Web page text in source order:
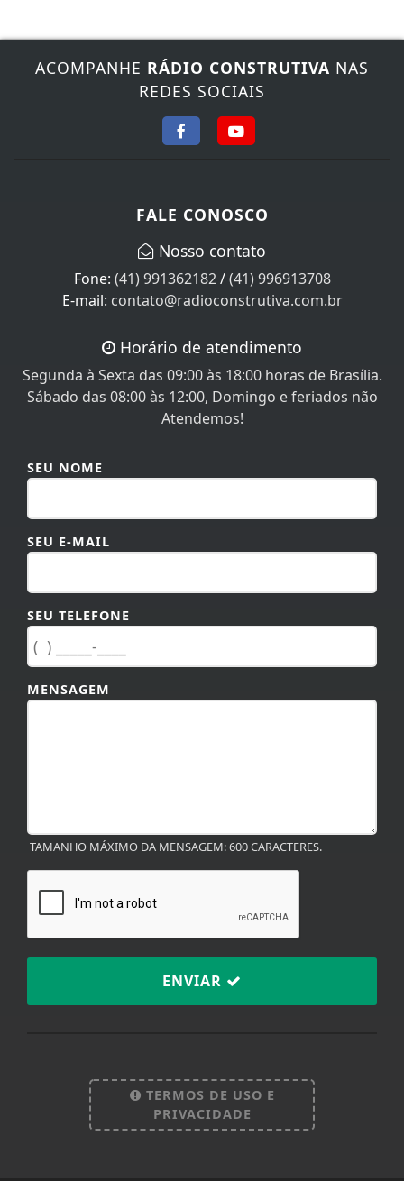
ACOMPANHE RÁDIO CONSTRUTIVA NAS
REDES SOCIAIS
FALE CONOSCO
Nosso contato
Fone: (41) 991362182/(41) 996913708
E-mail: contato@radioconstrutiva.com.br
Horário de atendimento
Segunda à Sexta das 09:00 às 18:00 horas de Brasília.
Sábado das 08:00 às 12:00, Domingo e feriados não
Atendemos!
SEU NOME
SEU E-MAIL
SEU TELEFONE
MENSAGEM
TAMANHO MÁXIMO DA MENSAGEM: 600 CARACTERES.
ENVIAR
TERMOS DE USO E
PRIVACIDADE